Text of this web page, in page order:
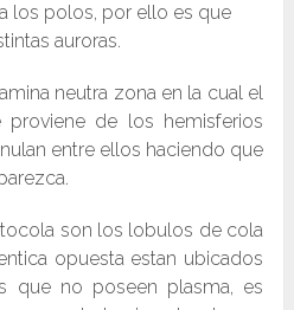
los polos, por ello es que
auroras.
neutra zona en la cual el
de los hemisferios
entre ellos haciendo que
son los lobulos de cola
opuesta estan ubicados
que no poseen plasma, es